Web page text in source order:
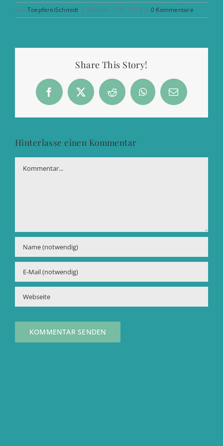
Von ToepfereiSchmidt | Oktober 13th, 2018 | 0 Kommentare
Share This Story!
Facebook
X Reddit WhatsApp
E-
Mail
Hinterlasse einen Kommentar